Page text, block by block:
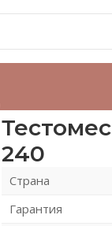
240
Страна
Гарантия